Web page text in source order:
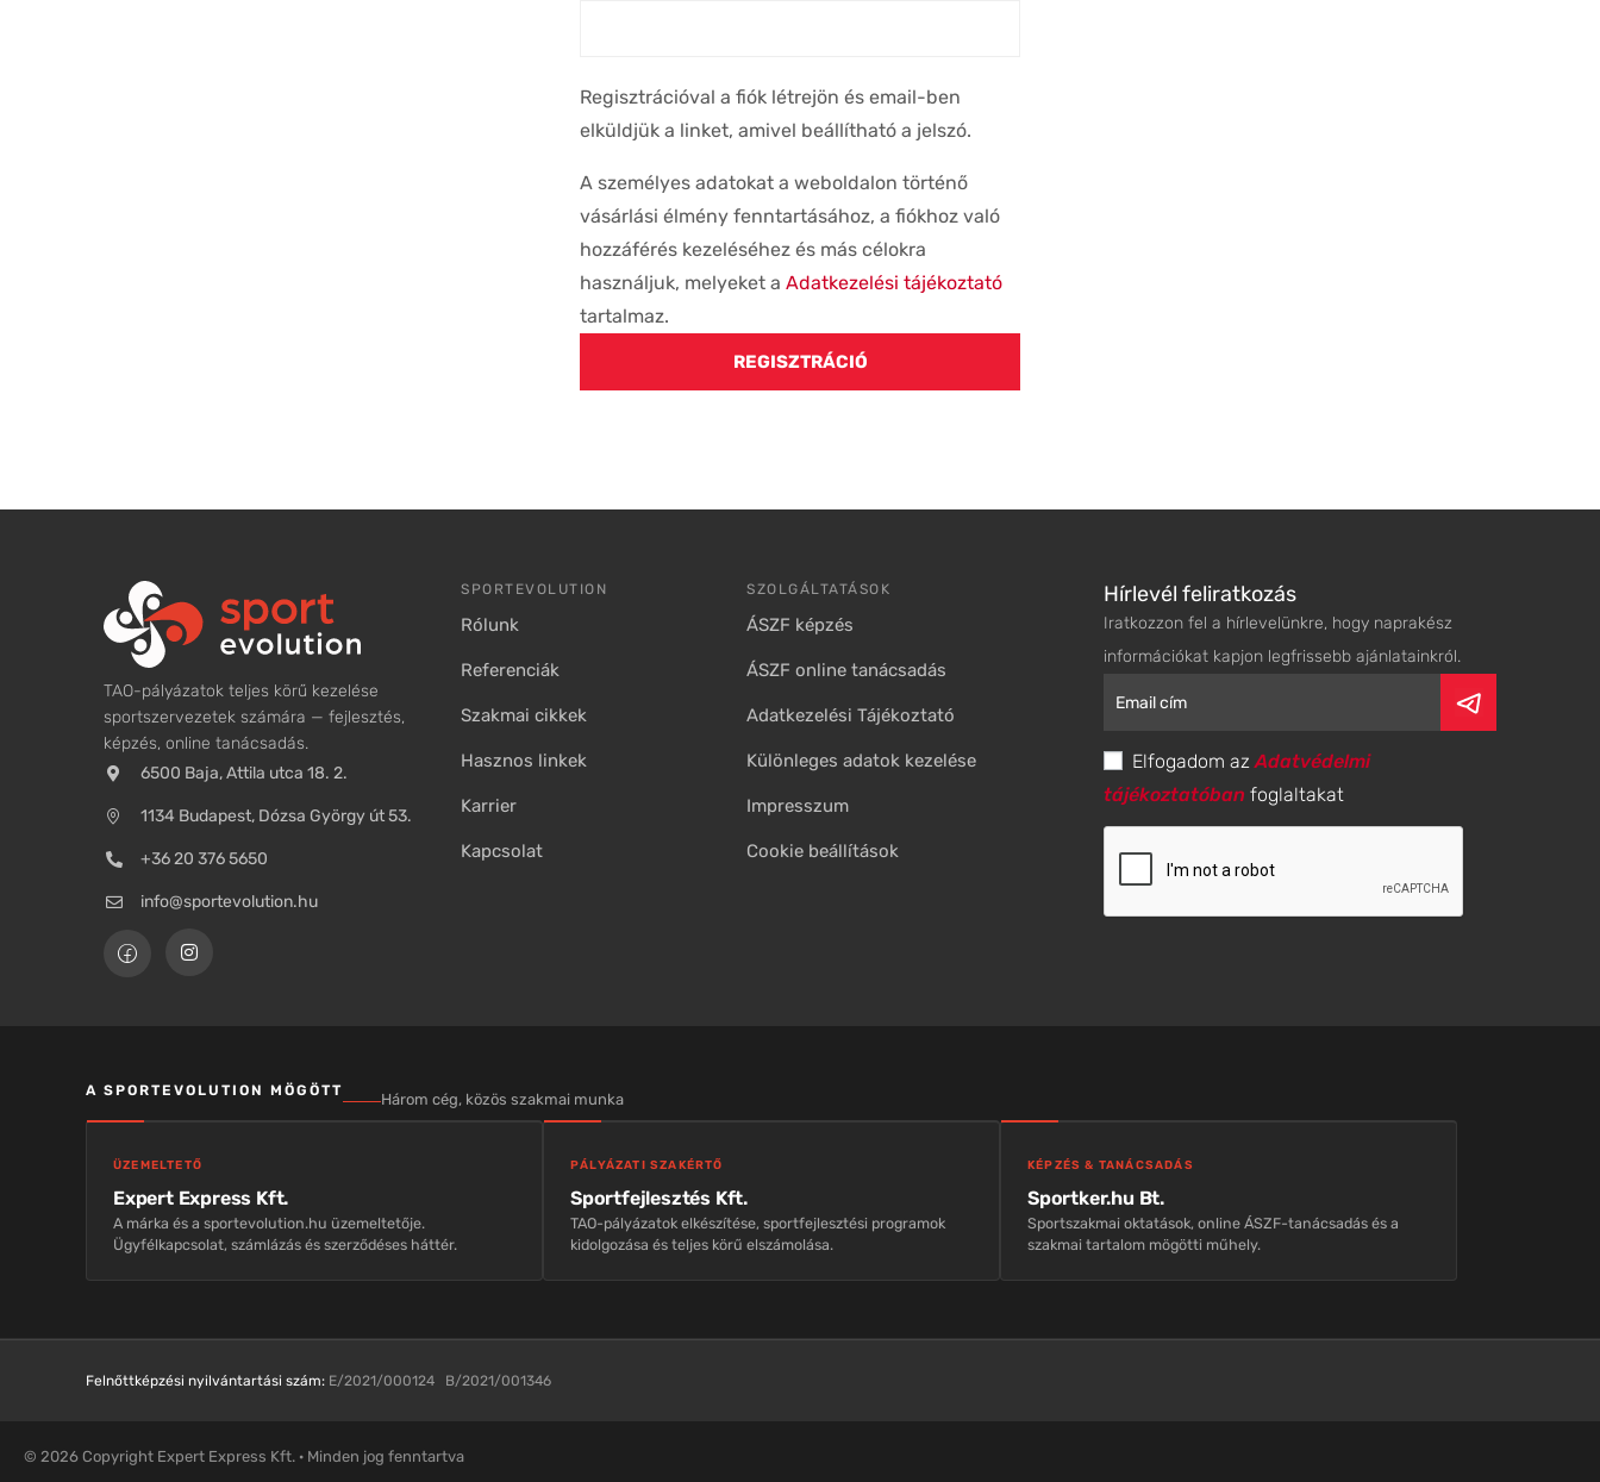
Regisztrációval a fiók létrejön és email-ben
elküldjük a linket, amivel beállítható a jelszó.
A személyes adatokat a weboldalon történő
vásárlási élmény fenntartásához, a fiókhoz való
hozzáférés kezeléséhez és más célokra
használjuk, melyeket a Adatkezelési tájékoztató
tartalmaz.
REGISZTRÁCIÓ
TAO-pályázatok teljes körű kezelése
sportszervezetek számára — fejlesztés,
képzés, online tanácsadás.
6500 Baja, Attila utca 18. 2.
1134 Budapest, Dózsa György út 53.
+36 20 376 5650
info@sportevolution.hu
SPORTEVOLUTION
Rólunk
Referenciák
Szakmai cikkek
Hasznos linkek
Karrier
Kapcsolat
SZOLGÁLTATÁSOK
ÁSZF képzés
ÁSZF online tanácsadás
Adatkezelési Tájékoztató
Különleges adatok kezelése
Impresszum
Cookie beállítások
Hírlevél feliratkozás
Iratkozzon fel a hírlevelünkre, hogy naprakész
információkat kapjon legfrissebb ajánlatainkról.
Elfogadom azAdatvédelmi
tájékoztatóban foglaltakat
A SPORTEVOLUTION MÖGÖTT Három cég, közös szakmai munka
ÜZEMELTETŐ
Expert Express Kft.
A márka és a sportevolution.hu üzemeltetője.
Ügyfélkapcsolat, számlázás és szerződéses háttér.
PÁLYÁZATI SZAKÉRTŐ
Sportfejlesztés Kft.
TAO-pályázatok elkészítése, sportfejlesztési programok
kidolgozása és teljes körű elszámolása.
KÉPZÉS & TANÁCSADÁS
Sportker.hu Bt.
Sportszakmai oktatások, online ÁSZF-tanácsadás és a
szakmai tartalom mögötti műhely.
Felnőttképzési nyilvántartási szám: E/2021/000124 B/2021/001346
© 2026 Copyright Expert Express Kft. · Minden jog fenntartva